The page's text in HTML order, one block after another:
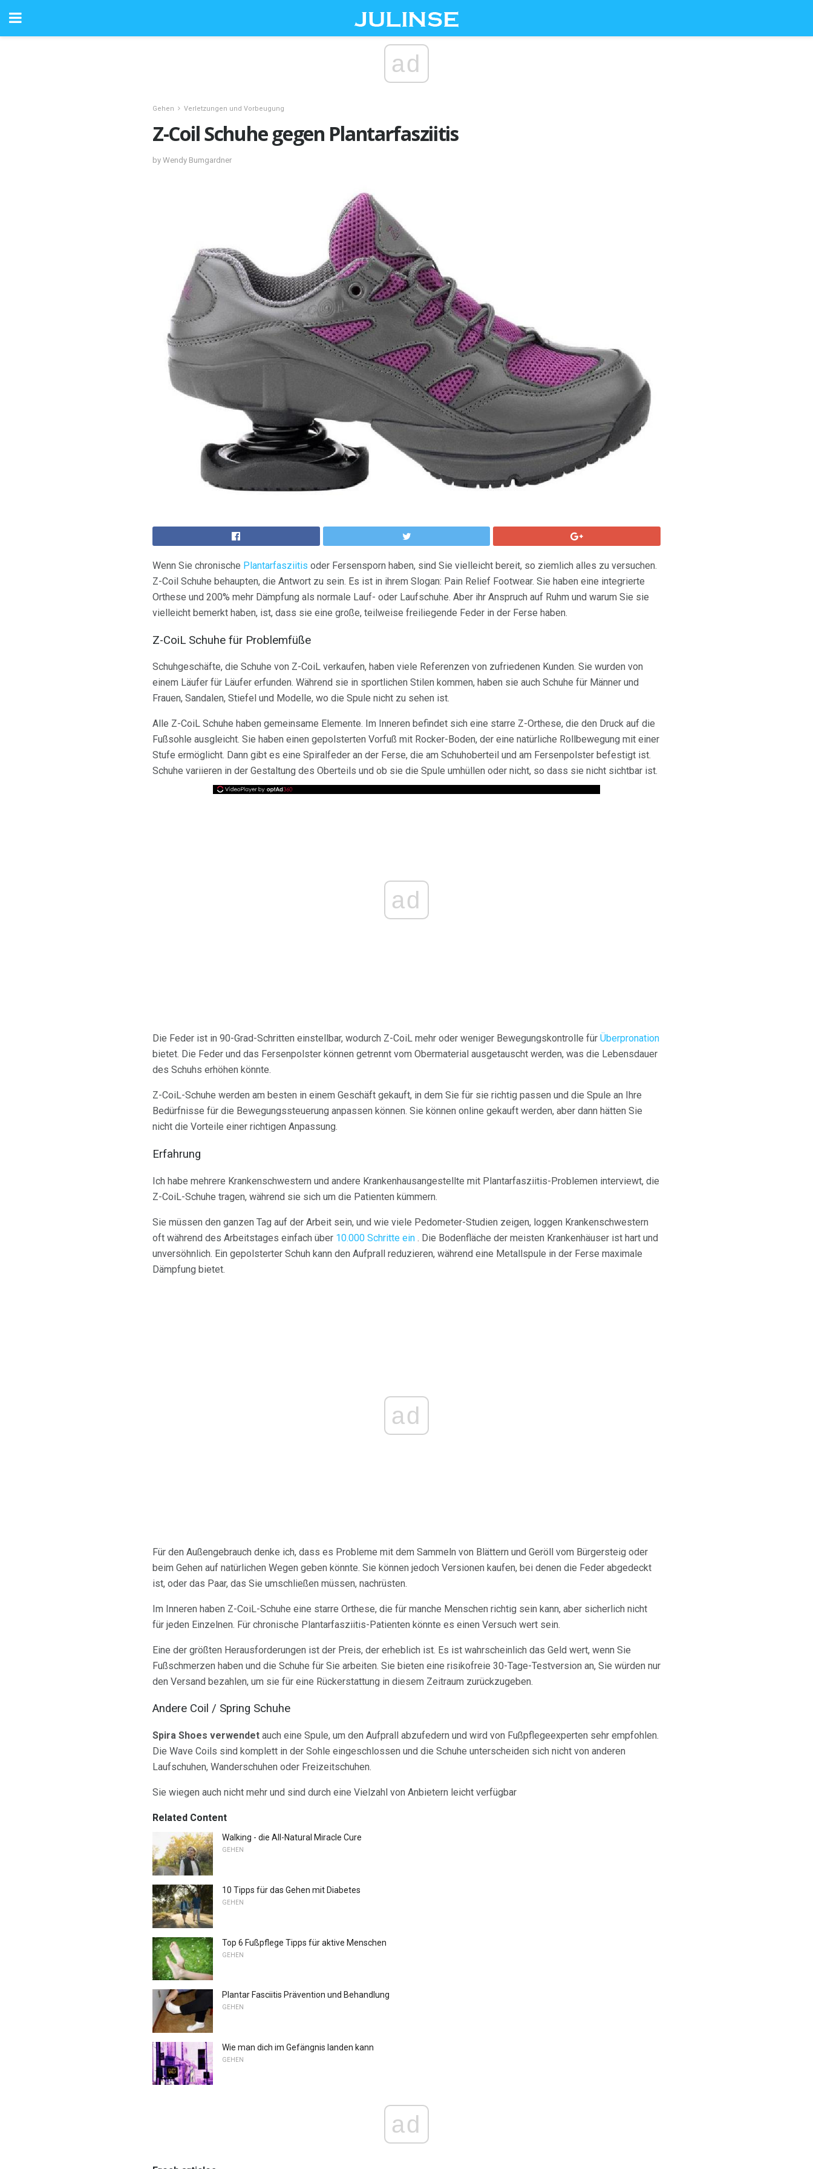
ad
Gehen Verletzungen und Vorbeugung
Z-Coil Schuhe gegen Plantarfasziitis
by Wendy Bumgardner
Wenn Sie chronische Plantarfasziitis oder Fersensporn haben, sind Sie vielleicht bereit, so ziemlich alles zu versuchen.
Z-Coil Schuhe behaupten, die Antwort zu sein. Es ist in ihrem Slogan: Pain Relief Footwear. Sie haben eine integrierte
Orthese und 200% mehr Dämpfung als normale Lauf- oder Laufschuhe. Aber ihr Anspruch auf Ruhm und warum Sie sie
vielleicht bemerkt haben, ist, dass sie eine große, teilweise freiliegende Feder in der Ferse haben.
Z-CoiL Schuhe für Problemfüße
Schuhgeschäfte, die Schuhe von Z-CoiL verkaufen, haben viele Referenzen von zufriedenen Kunden. Sie wurden von
einem Läufer für Läufer erfunden. Während sie in sportlichen Stilen kommen, haben sie auch Schuhe für Männer und
Frauen, Sandalen, Stiefel und Modelle, wo die Spule nicht zu sehen ist.
Alle Z-CoiL Schuhe haben gemeinsame Elemente. Im Inneren befindet sich eine starre Z-Orthese, die den Druck auf die
Fußsohle ausgleicht. Sie haben einen gepolsterten Vorfuß mit Rocker-Boden, der eine natürliche Rollbewegung mit einer
Stufe ermöglicht. Dann gibt es eine Spiralfeder an der Ferse, die am Schuhoberteil und am Fersenpolster befestigt ist.
Schuhe variieren in der Gestaltung des Oberteils und ob sie die Spule umhüllen oder nicht, so dass sie nicht sichtbar ist.
ad
Die Feder ist in 90-Grad-Schritten einstellbar, wodurch Z-CoiL mehr oder weniger Bewegungskontrolle für Überpronation
bietet. Die Feder und das Fersenpolster können getrennt vom Obermaterial ausgetauscht werden, was die Lebensdauer
des Schuhs erhöhen könnte.
Z-CoiL-Schuhe werden am besten in einem Geschäft gekauft, in dem Sie für sie richtig passen und die Spule an Ihre
Bedürfnisse für die Bewegungssteuerung anpassen können. Sie können online gekauft werden, aber dann hätten Sie
nicht die Vorteile einer richtigen Anpassung.
Erfahrung
Ich habe mehrere Krankenschwestern und andere Krankenhausangestellte mit Plantarfasziitis-Problemen interviewt, die
Z-CoiL-Schuhe tragen, während sie sich um die Patienten kümmern.
Sie müssen den ganzen Tag auf der Arbeit sein, und wie viele Pedometer-Studien zeigen, loggen Krankenschwestern
oft während des Arbeitstages einfach über 10.000 Schritte ein . Die Bodenfläche der meisten Krankenhäuser ist hart und
unversöhnlich. Ein gepolsterter Schuh kann den Aufprall reduzieren, während eine Metallspule in der Ferse maximale
Dämpfung bietet.
ad
Für den Außengebrauch denke ich, dass es Probleme mit dem Sammeln von Blättern und Geröll vom Bürgersteig oder
beim Gehen auf natürlichen Wegen geben könnte. Sie können jedoch Versionen kaufen, bei denen die Feder abgedeckt
ist, oder das Paar, das Sie umschließen müssen, nachrüsten.
Im Inneren haben Z-CoiL-Schuhe eine starre Orthese, die für manche Menschen richtig sein kann, aber sicherlich nicht
für jeden Einzelnen. Für chronische Plantarfasziitis-Patienten könnte es einen Versuch wert sein.
Eine der größten Herausforderungen ist der Preis, der erheblich ist. Es ist wahrscheinlich das Geld wert, wenn Sie
Fußschmerzen haben und die Schuhe für Sie arbeiten. Sie bieten eine risikofreie 30-Tage-Testversion an, Sie würden nur
den Versand bezahlen, um sie für eine Rückerstattung in diesem Zeitraum zurückzugeben.
Andere Coil / Spring Schuhe
Spira Shoes verwendet auch eine Spule, um den Aufprall abzufedern und wird von Fußpflegeexperten sehr empfohlen.
Die Wave Coils sind komplett in der Sohle eingeschlossen und die Schuhe unterscheiden sich nicht von anderen
Laufschuhen, Wanderschuhen oder Freizeitschuhen.
Sie wiegen auch nicht mehr und sind durch eine Vielzahl von Anbietern leicht verfügbar
Related Content
Walking - die All-Natural Miracle Cure
GEHEN
10 Tipps für das Gehen mit Diabetes
GEHEN
Top 6 Fußpflege Tipps für aktive Menschen
GEHEN
Plantar Fasciitis Prävention und Behandlung
GEHEN
Wie man dich im Gefängnis landen kann
GEHEN
ad